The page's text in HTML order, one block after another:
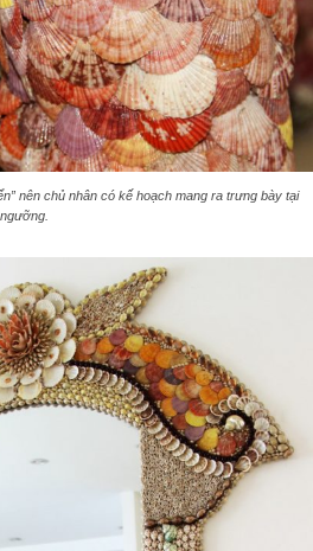
nên chủ nhân có kế hoạch mang ra trưng bày tại